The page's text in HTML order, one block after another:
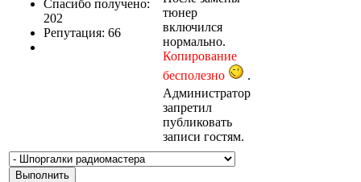
Спасибо получено:
202
Репутация: 66
тюнер
включился
нормально.
Копирование
бесполезно
.
Администратор
запретил
публиковать
записи гостям.